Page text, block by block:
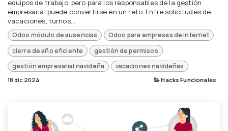
equipos de trabajo, pero para los responsables de la gestión
empresarial puede convertirse en un reto. Entre solicitudes de
vacaciones, turnos...
Odoo módulo de ausencias
Odoo para empresas de internet
cierre de año eficiente
gestión de permisos
gestión empresarial navideña
vacaciones navideñas
18 dic 2024 Hacks Funcionales